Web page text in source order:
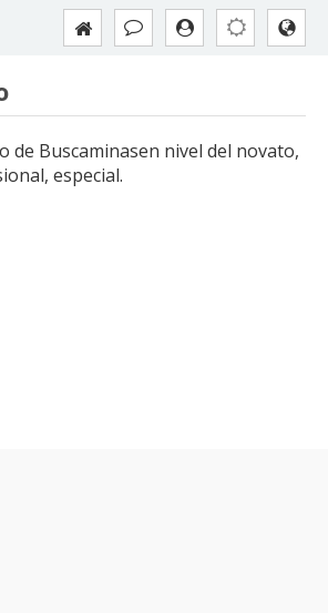
de Buscaminasen nivel del novato,
especial.